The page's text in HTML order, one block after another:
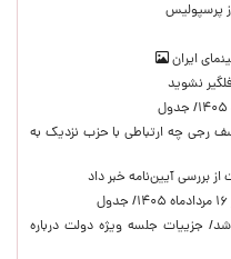
پرسپولیس
ایران
نشوید
رجی چه ارتباطی با حزب نزدیک به
بررسی آیین‌نامه خبر داد
شد/ جزییات جلسه ویژه دولت درباره